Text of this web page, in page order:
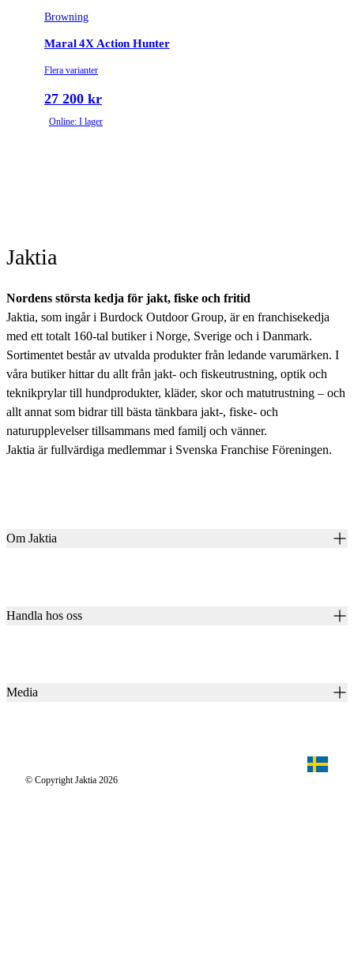
Browning
Maral 4X Action Hunter
Flera varianter
27 200 kr
Online: I lager
Jaktia
Nordens största kedja för jakt, fiske och fritid
Jaktia, som ingår i Burdock Outdoor Group, är en franchisekedja
med ett totalt 160-tal butiker i Norge, Sverige och i Danmark.
Sortimentet består av utvalda produkter från ledande varumärken. I
våra butiker hittar du allt från jakt- och fiskeutrustning, optik och
teknikprylar till hundprodukter, kläder, skor och matutrustning – och
allt annat som bidrar till bästa tänkbara jakt-, fiske- och
naturupplevelser tillsammans med familj och vänner.
Jaktia är fullvärdiga medlemmar i Svenska Franchise Föreningen.
Om Jaktia
Karriär
Jaktia Brand Guidelines
Handla hos oss
Köpvillkor för företagskunder
Media
Jägaren© Copyright Jaktia 2026